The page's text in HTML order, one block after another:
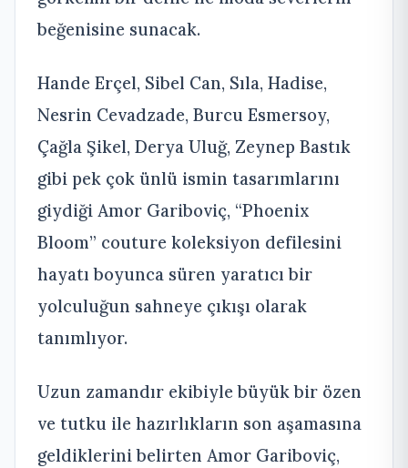
beğenisine sunacak.
Hande Erçel, Sibel Can, Sıla, Hadise,
Nesrin Cevadzade, Burcu Esmersoy,
Çağla Şikel, Derya Uluğ, Zeynep Bastık
gibi pek çok ünlü ismin tasarımlarını
giydiği Amor Gariboviç, “Phoenix
Bloom” couture koleksiyon defilesini
hayatı boyunca süren yaratıcı bir
yolculuğun sahneye çıkışı olarak
tanımlıyor.
Uzun zamandır ekibiyle büyük bir özen
ve tutku ile hazırlıkların son aşamasına
geldiklerini belirten Amor Gariboviç,